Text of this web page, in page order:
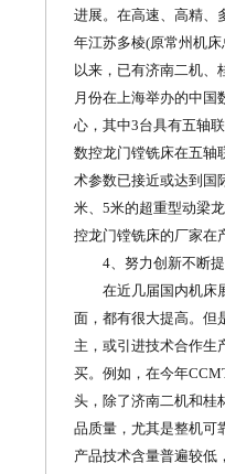
进展。在高速、高精、
年江苏多棱(原常州机
以来，已有济南二机、
月份在上海举办的中国
心，其中3台具有五轴
数控龙门镗铣床在五轴
术参数已接近或达到国
米、5米的超重型动梁
控龙门镗铣床的厂家在
4、努力创新不断提
在近几届国内机床展
面，都有很大提高。但
主，或引进技术合作生
买。例如，在今年
头，除了济南二机和桂
品质量，尤其是整机可
产品技术含量普遍较低